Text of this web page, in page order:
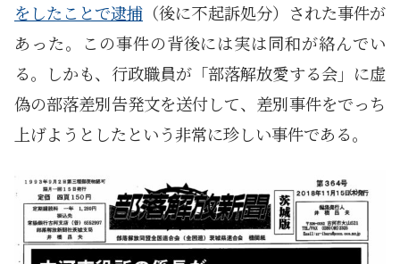
をしたことで逮捕 （後に不起訴処分）された事件が
あった。この事件の背後には実は同和が絡んでい
る。しかも、行政職員が「部落解放愛する会」に虚
偽の部落差別告発文を送付して、差別事件をでっち
上げようとしたという非常に珍しい事件である。